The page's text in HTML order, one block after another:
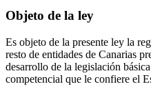
Objeto de la ley
Es objeto de la presente ley la
resto de entidades de Canarias
desarrollo de la legislación
competencial que le confiere el